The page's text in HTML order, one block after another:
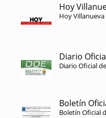
Hoy
Hoy
Diario
Diario Oficial
Boletín
Boletín Oficial